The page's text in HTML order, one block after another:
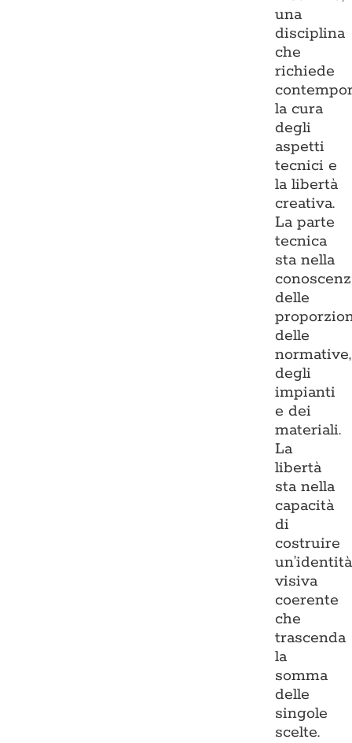
una
disciplina
che
richiede
la cura
degli
aspetti
tecnici e
la libertà
creativa.
La parte
tecnica
sta nella
delle
delle
normative,
degli
impianti
e dei
materiali.
La
libertà
sta nella
capacità
di
costruire
un’identità
visiva
coerente
che
trascenda
la
somma
delle
singole
scelte.